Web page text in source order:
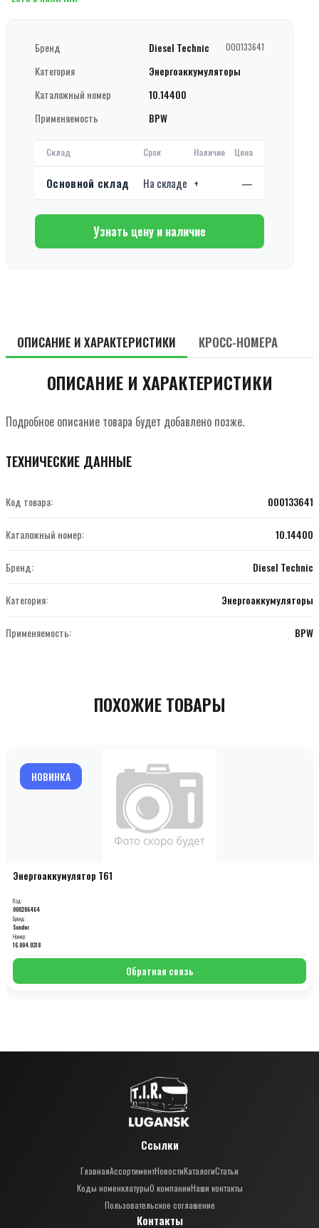
Бренд Diesel Technic 000133641
Категория
Энергоаккумуляторы
Каталожный номер
10.14400
Применяемость
BPW
Склад Срок Наличие Цена
Основной склад На складе + —
Узнать цену и наличие
ОПИСАНИЕ И ХАРАКТЕРИСТИКИ КРОСС-НОМЕРА
ОПИСАНИЕ И ХАРАКТЕРИСТИКИ
Подробное описание товара будет добавлено позже.
ТЕХНИЧЕСКИЕ ДАННЫЕ
Код товара: 000133641
Каталожный номер: 10.14400
Бренд: Diesel Technic
Категория: Энергоаккумуляторы
Применяемость: BPW
ПОХОЖИЕ ТОВАРЫ
НОВИНКА
Энергоаккумулятор T61
Код:
000206464
Бренд:
Sonder
Номер:
16.004.0318
Обратная связь
Ссылки
ГлавнаяАссортиментНовостиКаталогиСтатьи
Коды номенклатурыО компанииНаши контакты
Пользовательское соглашение
Контакты